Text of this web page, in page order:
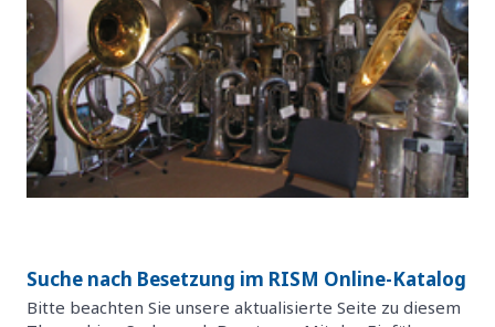
Suche nach Besetzung im RISM Online-Katalog
Bitte beachten Sie unsere aktualisierte Seite zu diesem